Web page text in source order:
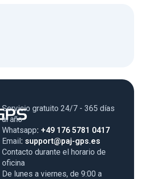
Servicio gratuito 24/7 - 365 días
al año
Whatsapp: +49 176 5781 0417
Email: support@paj-gps.es
Contacto durante el horario de
oficina
De lunes a viernes, de 9:00 a